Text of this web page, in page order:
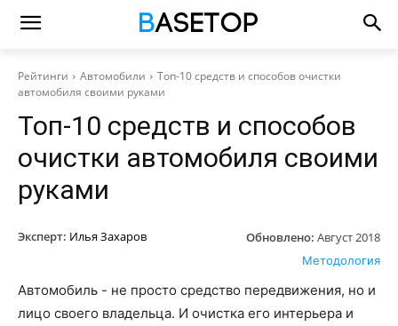
Рейтинги Автомобили
Топ-10 средств и способов очистки
автомобиля своими руками
Топ-10 средств и способов
очистки автомобиля своими
руками
Эксперт: Илья Захаров Обновлено: Август 2018
Методология
Автомобиль - не просто средство передвижения, но и
лицо своего владельца. И очистка его интерьера и